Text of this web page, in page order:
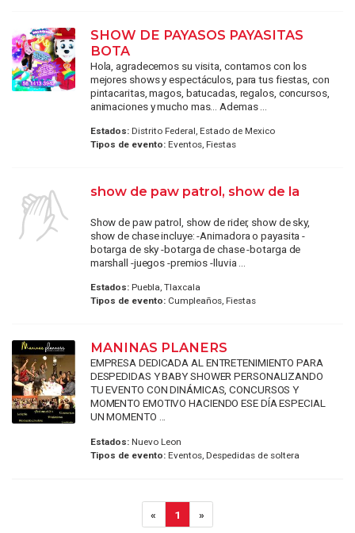
SHOW DE PAYASOS PAYASITAS
BOTA
Hola, agradecemos su visita, contamos con los
mejores shows y espectáculos, para tus fiestas, con
pintacaritas, magos, batucadas, regalos, concursos,
animaciones y mucho mas... Ademas ...
Estados:Distrito Federal, Estado de Mexico
Tipos de evento:Eventos, Fiestas
show de paw patrol, show de la
Show de paw patrol, show de rider, show de sky,
show de chase incluye: -Animadora o payasita -
botarga de sky -botarga de chase -botarga de
marshall -juegos -premios -lluvia ...
Estados:Puebla, Tlaxcala
Tipos de evento:Cumpleaños, Fiestas
MANINAS PLANERS
EMPRESA DEDICADA AL ENTRETENIMIENTO PARA
DESPEDIDAS Y BABY SHOWER PERSONALIZANDO
TU EVENTO CON DINÁMICAS, CONCURSOS Y
MOMENTO EMOTIVO HACIENDO ESE DÍA ESPECIAL
UN MOMENTO ...
Estados:Nuevo Leon
Tipos de evento:Eventos, Despedidas de soltera
« 1 »